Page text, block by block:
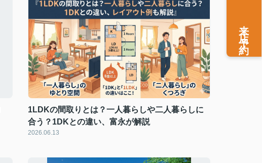
1LDKの間取りとは？一人暮らしや二人暮らしに
合う？1DKとの違い、富永が解説
2026.06.13
来店予約